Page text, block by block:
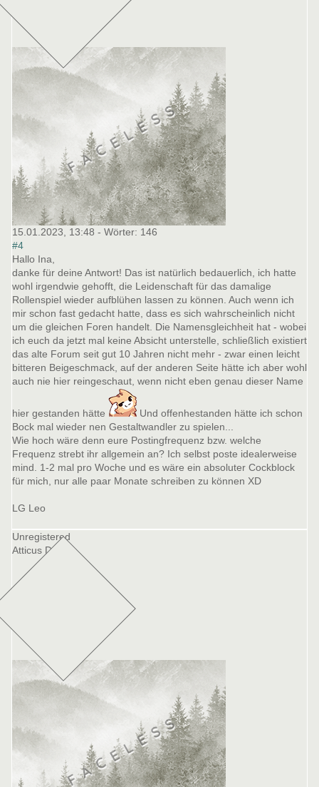
15.01.2023, 13:48 - Wörter: 146
#4
Hallo Ina,
danke für deine Antwort! Das ist natürlich bedauerlich, ich hatte
wohl irgendwie gehofft, die Leidenschaft für das damalige
Rollenspiel wieder aufblühen lassen zu können. Auch wenn ich
mir schon fast gedacht hatte, dass es sich wahrscheinlich nicht
um die gleichen Foren handelt. Die Namensgleichheit hat - wobei
ich euch da jetzt mal keine Absicht unterstelle, schließlich existiert
das alte Forum seit gut 10 Jahren nicht mehr - zwar einen leicht
bitteren Beigeschmack, auf der anderen Seite hätte ich aber wohl
auch nie hier reingeschaut, wenn nicht eben genau dieser Name
hier gestanden hätte
Und offenhestanden hätte ich schon
Bock mal wieder nen Gestaltwandler zu spielen...
Wie hoch wäre denn eure Postingfrequenz bzw. welche
Frequenz strebt ihr allgemein an? Ich selbst poste idealerweise
mind. 1-2 mal pro Woche und es wäre ein absoluter Cockblock
für mich, nur alle paar Monate schreiben zu können XD
LG Leo
Unregistered
Atticus Duran